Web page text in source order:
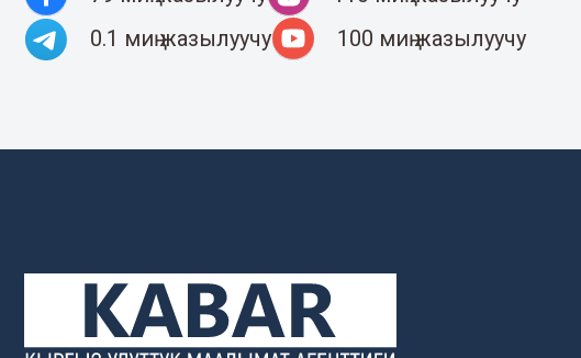
0.1 миң жазылуучу
100 миң жазылуучу